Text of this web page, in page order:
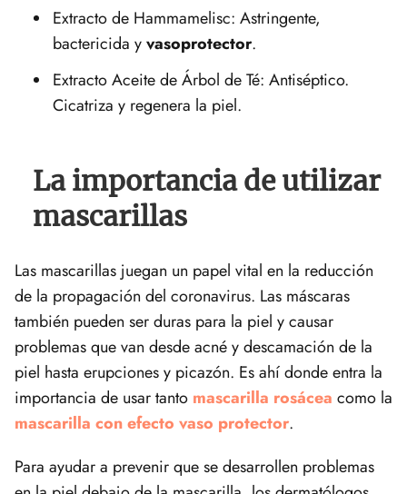
Extracto de Hammamelisc: Astringente,
bactericida yvasoprotector.
Extracto Aceite de Árbol de Té: Antiséptico.
Cicatriza y regenera la piel.
La importancia de utilizar
mascarillas
Las mascarillas juegan un papel vital en la reducción
de la propagación del coronavirus. Las máscaras
también pueden ser duras para la piel y causar
problemas que van desde acné y descamación de la
piel hasta erupciones y picazón. Es ahí donde entra la
importancia de usar tanto mascarilla rosácea como la
mascarilla con efecto vaso protector.
Para ayudar a prevenir que se desarrollen problemas